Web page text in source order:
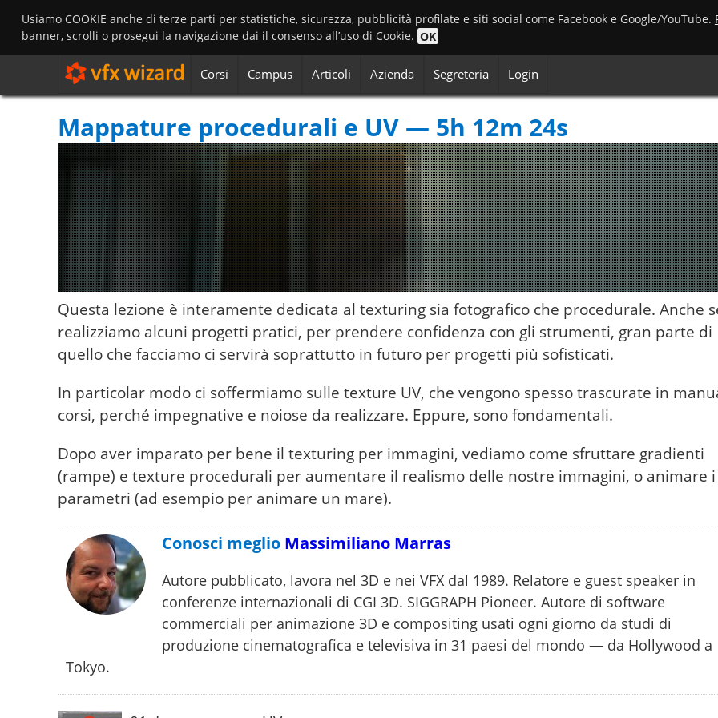
Usiamo COOKIE anche di terze parti per statistiche, sicurezza, pubblicità profilate e siti social come Facebook e Google/YouTube.
banner, scrolli o prosegui la navigazione dai il consenso all’uso di Cookie. OK
Corsi Campus Articoli Azienda Segreteria Login
Mappature procedurali e UV — 5h 12m 24s
Questa lezione è interamente dedicata al texturing sia fotografico che procedurale. Anche
realizziamo alcuni progetti pratici, per prendere confidenza con gli strumenti, gran parte di
quello che facciamo ci servirà soprattutto in futuro per progetti più sofisticati.
In particolar modo ci soffermiamo sulle texture UV, che vengono spesso trascurate in
corsi, perché impegnative e noiose da realizzare. Eppure, sono fondamentali.
Dopo aver imparato per bene il texturing per immagini, vediamo come sfruttare gradienti
(rampe) e texture procedurali per aumentare il realismo delle nostre immagini, o animare i
parametri (ad esempio per animare un mare).
Conosci meglio Massimiliano Marras
Autore pubblicato, lavora nel 3D e nei VFX dal 1989. Relatore e guest speaker in
conferenze internazionali di CGI 3D. SIGGRAPH Pioneer. Autore di software
commerciali per animazione 3D e compositing usati ogni giorno da studi di
produzione cinematografica e televisiva in 31 paesi del mondo — da Hollywood a
Tokyo.